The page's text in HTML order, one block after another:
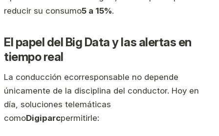
reducir su consumo5 a 15%.
El papel del Big Data y las alertas en
tiempo real
La conducción ecorresponsable no depende
únicamente de la disciplina del conductor. Hoy en
día, soluciones telemáticas
comoDigiparcpermitirle: